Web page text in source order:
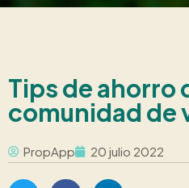
Tips de ahorro
comunidad de
PropApp 20 julio 2022